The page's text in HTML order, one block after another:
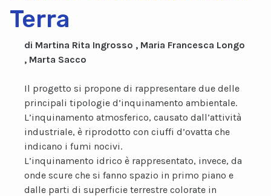
Terra
di Martina Rita Ingrosso , Maria Francesca Longo
, Marta Sacco
Il progetto si propone di rappresentare due delle
principali tipologie d’inquinamento ambientale.
L’inquinamento atmosferico, causato dall’attività
industriale, è riprodotto con ciuffi d’ovatta che
indicano i fumi nocivi.
L’inquinamento idrico è rappresentato, invece, da
onde scure che si fanno spazio in primo piano e
dalle parti di superficie terrestre colorate in